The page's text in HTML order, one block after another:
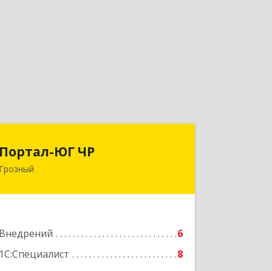
Портал-ЮГ ЧР
Грозный
Внедрений
6
1С:Специалист
8
364906, Чеченская Респ, Грозный г,